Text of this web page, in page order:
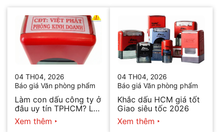
04 TH04, 2026
Báo giá Văn phòng phẩm
Làm con dấu công ty ở
đâu uy tín TPHCM? Lấy
ngay trong ngày 2026
Xem thêm
04 TH04, 2026
Báo giá Văn phòng phẩm
Khắc dấu HCM giá tốt
Giao siêu tốc 2026
Xem thêm